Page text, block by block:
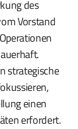
des
Vorstand
strategische
einen
erfordert.